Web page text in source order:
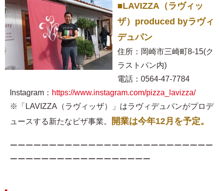
■LAVIZZA（ラヴィッ
ザ）produced byラヴィ
デュパン
住所：岡崎市三崎町8-15(ク
ラストパン内)
電話：0564-47-7784
Instagram： https://www.instagram.com/pizza_lavizza/
※「LAVIZZA（ラヴィッザ）」はラヴィデュパンがプロデ
ュースする新たなピザ事業。
開業は今年12月を予定。
ーーーーーーーーーーーーーーーーーーーーーーーーーー
ーーーーーーーーーーーーーーーーーー